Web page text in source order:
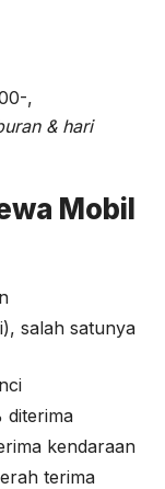
,
& hari
Mobil
salah satunya
diterima
kendaraan
terima